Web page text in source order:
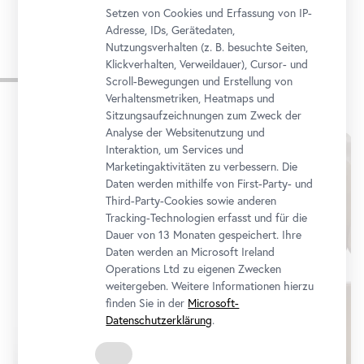
Impressionen
Setzen von Cookies und Erfassung von IP-
Adresse, IDs, Gerätedaten,
Nutzungsverhalten (z. B. besuchte Seiten,
Klickverhalten, Verweildauer), Cursor- und
Scroll-Bewegungen und Erstellung von
Verhaltensmetriken, Heatmaps und
Sitzungsaufzeichnungen zum Zweck der
Analyse der Websitenutzung und
Interaktion, um Services und
Marketingaktivitäten zu verbessern. Die
Daten werden mithilfe von First-Party- und
Third-Party-Cookies sowie anderen
Tracking-Technologien erfasst und für die
Dauer von 13 Monaten gespeichert. Ihre
Daten werden an Microsoft Ireland
Operations Ltd zu eigenen Zwecken
weitergeben. Weitere Informationen hierzu
finden Sie in der Microsoft-
Datenschutzerklärung.